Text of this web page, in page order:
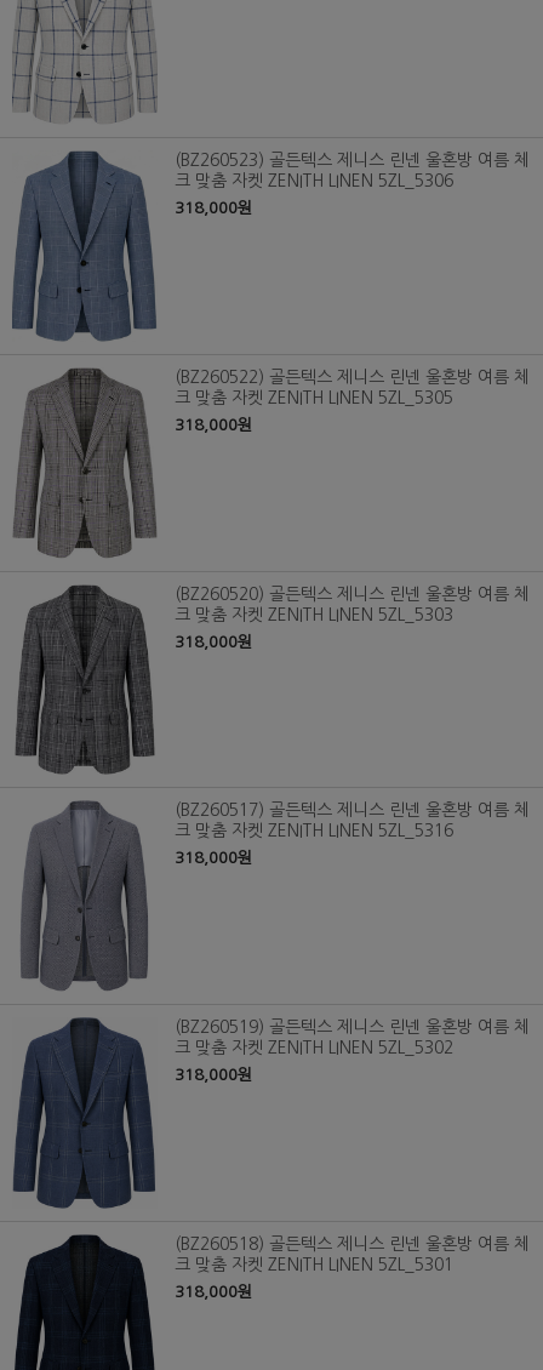
(BZ260523) 골든텍스 제니스 린넨 울혼방 여름 체
크 맞춤 자켓 ZENITH LINEN 5ZL_5306
318,000원
(BZ260522) 골든텍스 제니스 린넨 울혼방 여름 체
크 맞춤 자켓 ZENITH LINEN 5ZL_5305
318,000원
(BZ260520) 골든텍스 제니스 린넨 울혼방 여름 체
크 맞춤 자켓 ZENITH LINEN 5ZL_5303
318,000원
(BZ260517) 골든텍스 제니스 린넨 울혼방 여름 체
크 맞춤 자켓 ZENITH LINEN 5ZL_5316
318,000원
(BZ260519) 골든텍스 제니스 린넨 울혼방 여름 체
크 맞춤 자켓 ZENITH LINEN 5ZL_5302
318,000원
(BZ260518) 골든텍스 제니스 린넨 울혼방 여름 체
크 맞춤 자켓 ZENITH LINEN 5ZL_5301
318,000원